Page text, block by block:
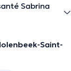
Sabrina
Saint-